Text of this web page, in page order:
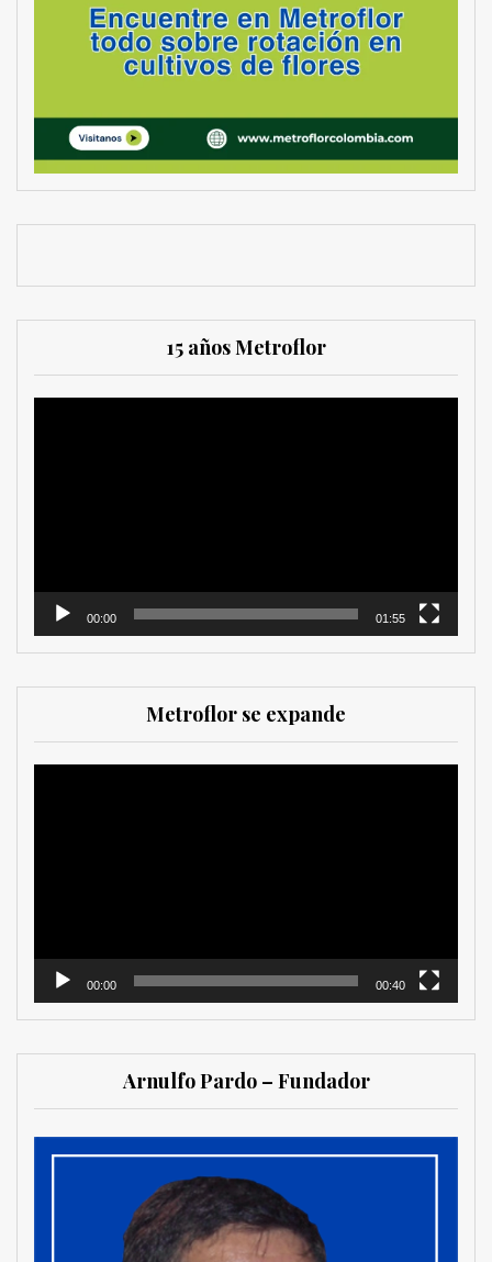
15 años Metroflor
00:00 01:55
Metroflor se expande
00:00 00:40
Arnulfo Pardo – Fundador